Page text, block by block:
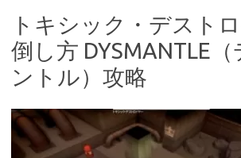
トキシック・デスト
倒し方 DYSMANTLE
ントル）攻略